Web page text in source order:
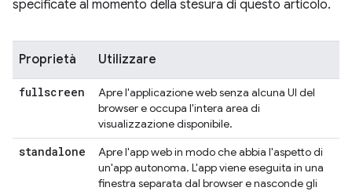
specificate al momento della stesura di questo articolo.
Proprietà Utilizzare
fullscreen
Apre l'applicazione web senza alcuna UI del
browser e occupa l'intera area di
visualizzazione disponibile.
standalone
Apre l'app web in modo che abbia l'aspetto di
un'app autonoma. L'app viene eseguita in una
finestra separata dal browser e nasconde gli